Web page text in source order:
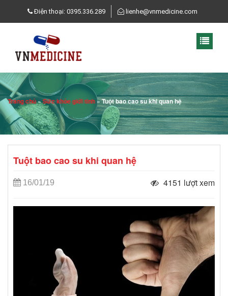
Điện thoại: 0395.336.289 lienhe@vnmedicine.com
Trang chủ»Sức khỏe giới tinh»Tuột bao cao su khi quan hệ
Tuột bao cao su khi quan hệ
16/01/19 4151 lượt xem